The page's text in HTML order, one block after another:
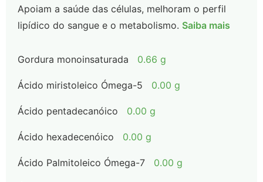
Apoiam a saúde das células, melhoram o perfil
lipídico do sangue e o metabolismo. Saiba mais
Gordura monoinsaturada 0.66 g
Ácido miristoleico Ómega-5 0.00 g
Ácido pentadecanóico 0.00 g
Ácido hexadecenóico 0.00 g
Ácido Palmitoleico Ómega-7 0.00 g